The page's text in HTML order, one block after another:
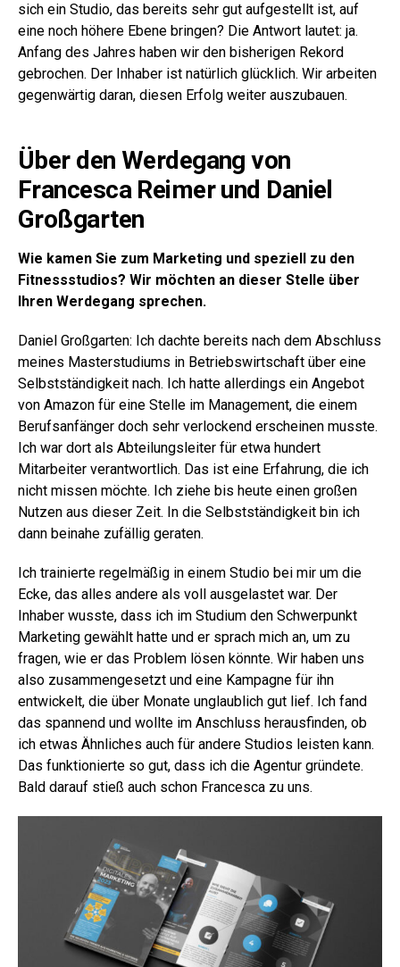
sich ein Studio, das bereits sehr gut aufgestellt ist, auf
eine noch höhere Ebene bringen? Die Antwort lautet: ja.
Anfang des Jahres haben wir den bisherigen Rekord
gebrochen. Der Inhaber ist natürlich glücklich. Wir arbeiten
gegenwärtig daran, diesen Erfolg weiter auszubauen.
Über den Werdegang von
Francesca Reimer und Daniel
Großgarten
Wie kamen Sie zum Marketing und speziell zu den
Fitnessstudios? Wir möchten an dieser Stelle über
Ihren Werdegang sprechen.
Daniel Großgarten: Ich dachte bereits nach dem Abschluss
meines Masterstudiums in Betriebswirtschaft über eine
Selbstständigkeit nach. Ich hatte allerdings ein Angebot
von Amazon für eine Stelle im Management, die einem
Berufsanfänger doch sehr verlockend erscheinen musste.
Ich war dort als Abteilungsleiter für etwa hundert
Mitarbeiter verantwortlich. Das ist eine Erfahrung, die ich
nicht missen möchte. Ich ziehe bis heute einen großen
Nutzen aus dieser Zeit. In die Selbstständigkeit bin ich
dann beinahe zufällig geraten.
Ich trainierte regelmäßig in einem Studio bei mir um die
Ecke, das alles andere als voll ausgelastet war. Der
Inhaber wusste, dass ich im Studium den Schwerpunkt
Marketing gewählt hatte und er sprach mich an, um zu
fragen, wie er das Problem lösen könnte. Wir haben uns
also zusammengesetzt und eine Kampagne für ihn
entwickelt, die über Monate unglaublich gut lief. Ich fand
das spannend und wollte im Anschluss herausfinden, ob
ich etwas Ähnliches auch für andere Studios leisten kann.
Das funktionierte so gut, dass ich die Agentur gründete.
Bald darauf stieß auch schon Francesca zu uns.